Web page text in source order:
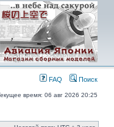
FAQ Поиск
время: 06 авг 2026 20:25